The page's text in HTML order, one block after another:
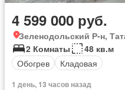
4 599 000 руб.
Зеленодольский Р-н,
2 Комнаты
48 кв.м
Обогрев
Кладовая
1 день, 13 часов назад